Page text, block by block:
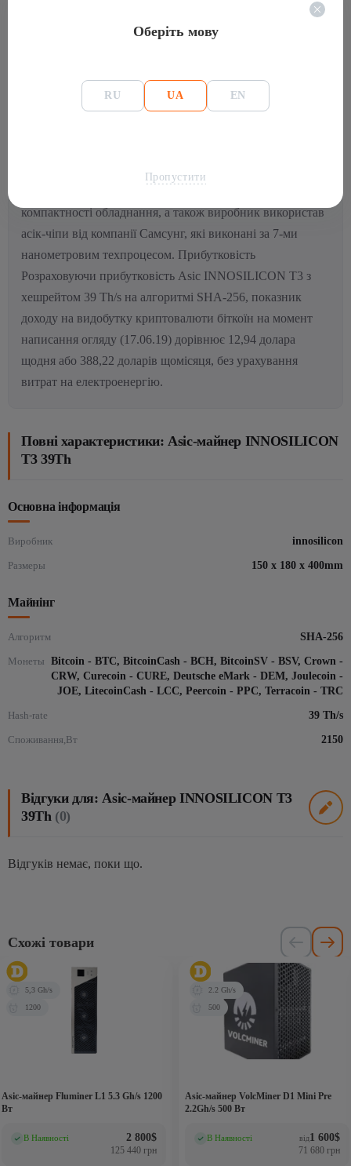
Особливості моделі INNOSILICON T3
Розробники використали вже напрацьований
високоякісний алюмінієвий корпус попередньої моделі
системи. Новинкою стало і те, що корпус тепер
компактності обладнання, а також виробник використав
асік-чіпи від компанії Самсунг, які виконані за 7-ми
нанометровим техпроцесом. Прибутковість
Розраховуючи прибутковість Asic INNOSILICON T3 з
хешрейтом 39 Th/s на алгоритмі SHA-256, показник
доходу на видобутку криптовалюти біткоїн на момент
написання огляду (17.06.19) дорівнює 12,94 долара
щодня або 388,22 доларів щомісяця, без урахування
витрат на електроенергію.
Повні характеристики: Asic-майнер INNOSILICON
T3 39Th
Основна інформація
Виробник innosilicon
Размеры 150 x 180 x 400mm
Майнінг
Алгоритм SHA-256
Монеты Bitcoin - BTC, BitcoinCash - BCH, BitcoinSV - BSV, Crown -
CRW, Curecoin - CURE, Deutsche eMark - DEM, Joulecoin -
JOE, LitecoinCash - LCC, Peercoin - PPC, Terracoin - TRC
Hash-rate 39 Th/s
Споживання,Вт 2150
Відгуки для: Asic-майнер INNOSILICON T3
39Th (0)
Відгуків немає, поки що.
Схожі товари
Asic-майнер Fluminer L1 5.3 Gh/s 1200
Вт
5,3 Gh/s
1200
В Наявності(0) 2 800$
125 440 грн
Asic-майнер VolcMiner D1 Mini Pre
2.2Gh/s 500 Вт
2.2 Gh/s
500
В Наявності(0) від1 600$
71 680 грн
Оберіть мову
RU UA EN
Пропустити